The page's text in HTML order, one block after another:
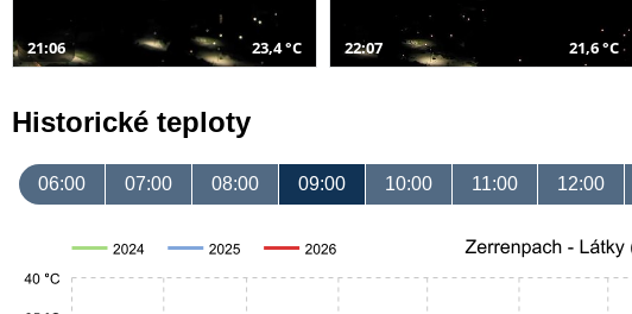
21:06 23,4 °C 22:07 21,6 °C
Historické teploty
06:00 07:00 08:00 09:00 10:00 11:00 12:00